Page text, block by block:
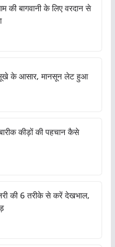
की बागवानी के लिए वरदान से
के आसार, मानसून लेट हुआ
बारीक कीड़ों की पहचान कैसे
की 6 तरीके से करें देखभाल,